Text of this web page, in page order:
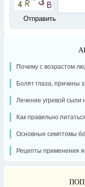
Почему с возрастом
Болят глаза, причины
Лечение угревой сыпи
Как правильно
Основные симптомы
Рецепты применения